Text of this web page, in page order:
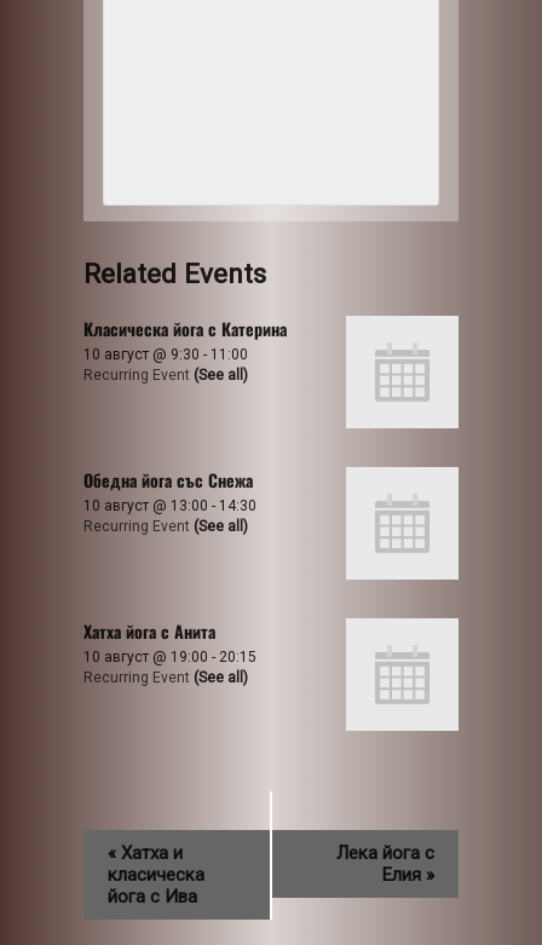
Related Events
Класическа йога с Катерина
10 август @ 9:30 - 11:00
Recurring Event (See all)
Обедна йога със Снежа
10 август @ 13:00 - 14:30
Recurring Event (See all)
Хатха йога с Анита
10 август @ 19:00 - 20:15
Recurring Event (See all)
« Хатха и
класическа
йога с Ива
Лека йога с
Елия »